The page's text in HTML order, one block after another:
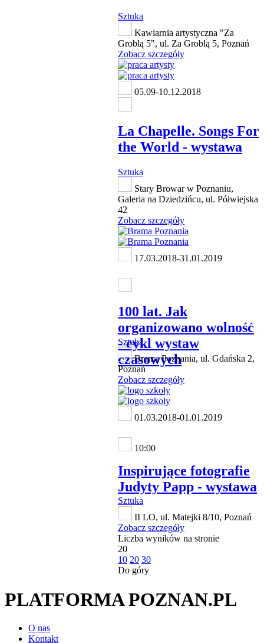
Sztuka
Kawiarnia artystyczna "Za
Groblą 5", ul. Za Groblą 5, Poznań
Zobacz szczegóły
05.09-10.12.2018
La Chapelle. Songs For
the World - wystawa
Sztuka
Stary Browar w Poznaniu,
Galeria na Dziedzińcu, ul. Półwiejska
42
Zobacz szczegóły
17.03.2018-31.01.2019
100 lat. Jak
organizowano wolność
- cykl wystaw
czasowych
Sztuka
Brama Poznania, ul. Gdańska 2,
Poznań
Zobacz szczegóły
01.03.2018-01.01.2019
10:00
Inspirujące fotografie
Judyty Papp - wystawa
Sztuka
II LO, ul. Matejki 8/10, Poznań
Zobacz szczegóły
Liczba wyników na stronie
20
10 20 30
Do góry
PLATFORMA POZNAN.PL
O nas
Kontakt